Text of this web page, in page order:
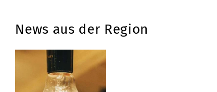
News aus der Region